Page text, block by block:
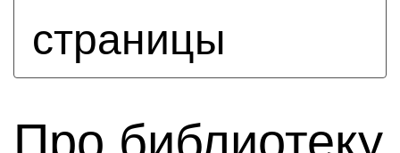
страницы
Про библиотеку